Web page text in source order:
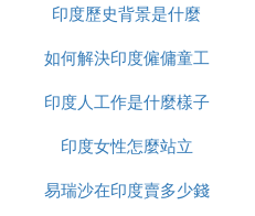
印度歷史背景是什麼
如何解決印度僱傭童工
的問題
印度人工作是什麼樣子
印度女性怎麼站立
易瑞沙在印度賣多少錢